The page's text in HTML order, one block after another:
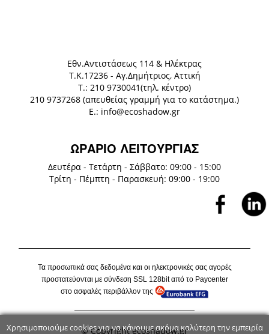
Χρησιμοποιούμε cookies για να κάνουμε ακόμα καλύτερη την εμπειρία
Eθν.Αντιστάσεως 114 & Ηλέκτρας
Τ.Κ.17236 - Αγ.Δημήτριος, Αττική
Τ.: 210 9730041(τηλ. κέντρο)
210 9737268 (απευθείας γραμμή για το κατάστημα.)
E.: info@ecoshadow.gr
ΩΡΑΡΙΟ ΛΕΙΤΟΥΡΓΙΑΣ
Δευτέρα - Τετάρτη - Σάββατο: 09:00 - 15:00
Τρίτη - Πέμπτη - Παρασκευή: 09:00 - 19:00
Τα προσωπικά σας δεδομένα και οι ηλεκτρονικές σας αγορές
προστατεύονται με σύνδεση SSL128bit από το Paycenter
στο ασφαλές περιβάλλον της
© Copyright ecoshadow.gr